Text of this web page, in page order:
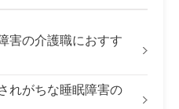
害の介護職におすす
れがちな睡眠障害の